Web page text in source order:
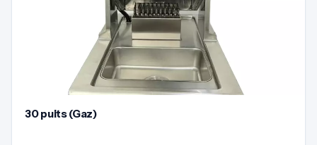
30 puits (Gaz)